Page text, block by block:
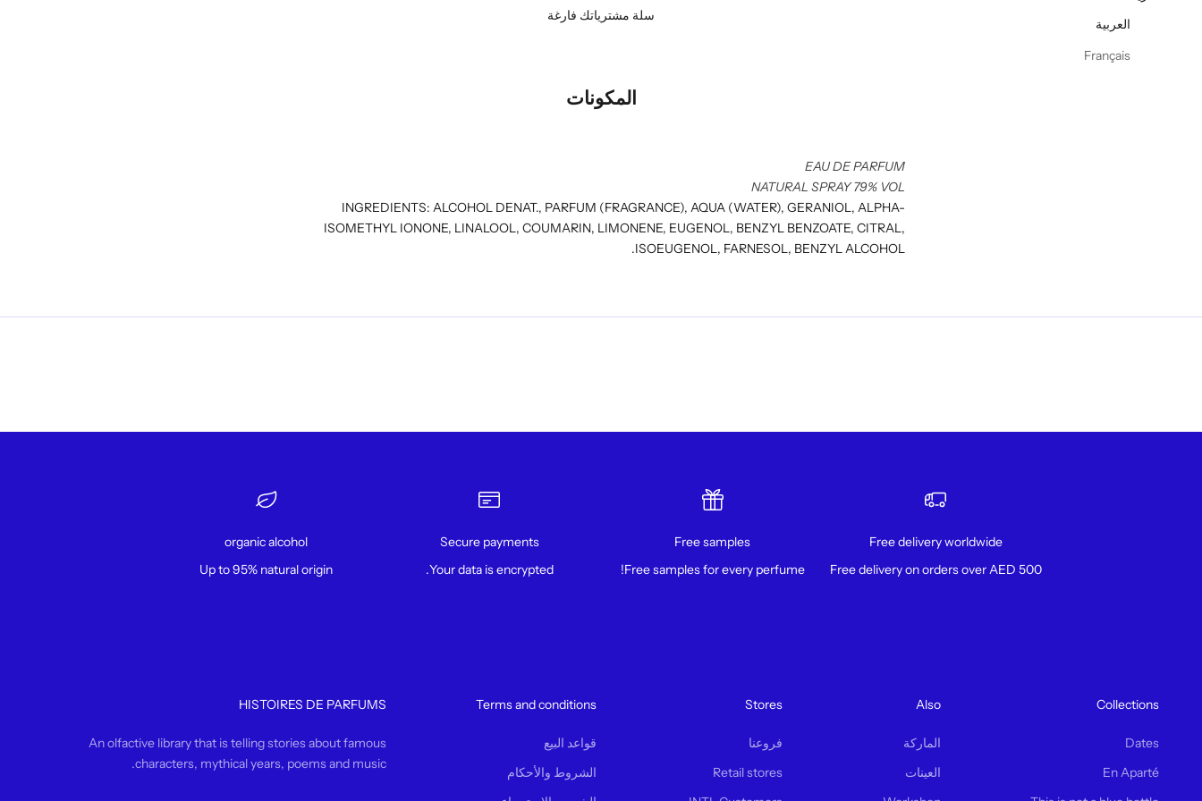
العربية
Français
سلة مشترياتك فارغة
المكونات
EAU DE PARFUM
NATURAL SPRAY 79% VOL
INGREDIENTS: ALCOHOL DENAT., PARFUM (FRAGRANCE), AQUA (WATER), GERANIOL, ALPHA-
ISOMETHYL IONONE, LINALOOL, COUMARIN, LIMONENE, EUGENOL, BENZYL BENZOATE, CITRAL,
ISOEUGENOL, FARNESOL, BENZYL ALCOHOL.
Free delivery worldwide
Free delivery on orders over AED 500
Free samples
Free samples for every perfume!
Secure payments
Your data is encrypted.
organic alcohol
Up to 95% natural origin
Collections
Dates
En Aparté
Also
الماركة
العينات
Stores
فروعنا
Retail stores
Terms and conditions
قواعد البيع
الشروط والأحكام
HISTOIRES DE PARFUMS
An olfactive library that is telling stories about famous
characters, mythical years, poems and music.